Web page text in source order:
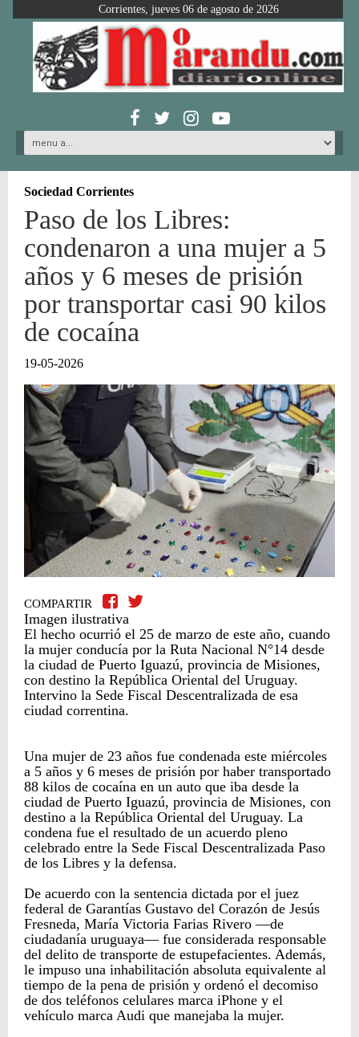
Corrientes, jueves 06 de agosto de 2026
Sociedad Corrientes
Paso de los Libres:
condenaron a una mujer a 5
años y 6 meses de prisión
por transportar casi 90 kilos
de cocaína
19-05-2026
COMPARTIR
Imagen ilustrativa
El hecho ocurrió el 25 de marzo de este año, cuando
la mujer conducía por la Ruta Nacional N°14 desde
la ciudad de Puerto Iguazú, provincia de Misiones,
con destino la República Oriental del Uruguay.
Intervino la Sede Fiscal Descentralizada de esa
ciudad correntina.
Una mujer de 23 años fue condenada este miércoles
a 5 años y 6 meses de prisión por haber transportado
88 kilos de cocaína en un auto que iba desde la
ciudad de Puerto Iguazú, provincia de Misiones, con
destino a la República Oriental del Uruguay. La
condena fue el resultado de un acuerdo pleno
celebrado entre la Sede Fiscal Descentralizada Paso
de los Libres y la defensa.
De acuerdo con la sentencia dictada por el juez
federal de Garantías Gustavo del Corazón de Jesús
Fresneda, María Victoria Farias Rivero —de
ciudadanía uruguaya— fue considerada responsable
del delito de transporte de estupefacientes. Además,
le impuso una inhabilitación absoluta equivalente al
tiempo de la pena de prisión y ordenó el decomiso
de dos teléfonos celulares marca iPhone y el
vehículo marca Audi que manejaba la mujer.